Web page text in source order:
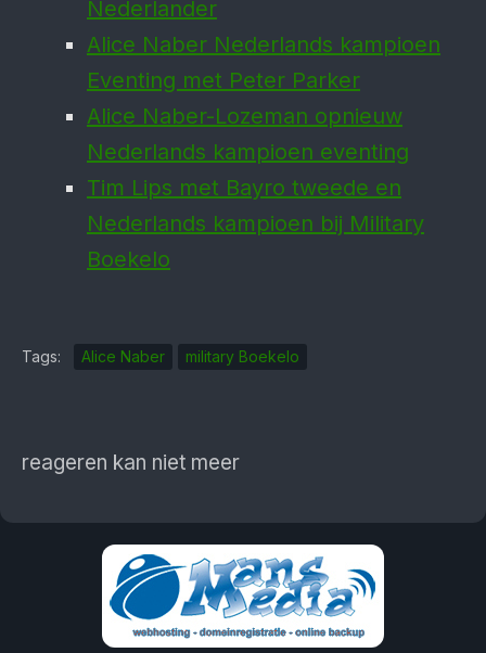
Nederlander
Alice Naber Nederlands kampioen
Eventing met Peter Parker
Alice Naber-Lozeman opnieuw
Nederlands kampioen eventing
Tim Lips met Bayro tweede en
Nederlands kampioen bij Military
Boekelo
Tags: Alice Naber military Boekelo
reageren kan niet meer